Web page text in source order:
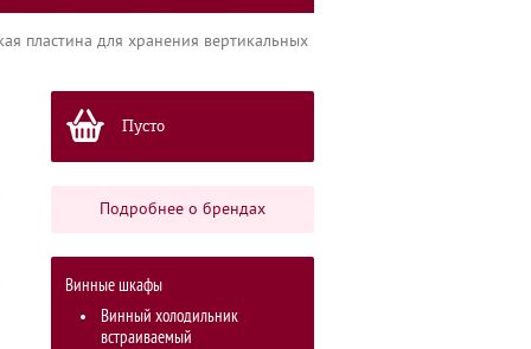
пластина для хранения вертикальных
Пусто
Подробнее о брендах
Винные шкафы
Винный холодильник
встраиваемый